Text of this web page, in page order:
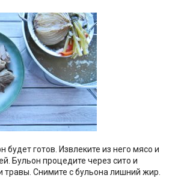
будет готов. Извлеките из него мясо и
Бульон процедите через сито и
травы. Снимите с бульона лишний жир.